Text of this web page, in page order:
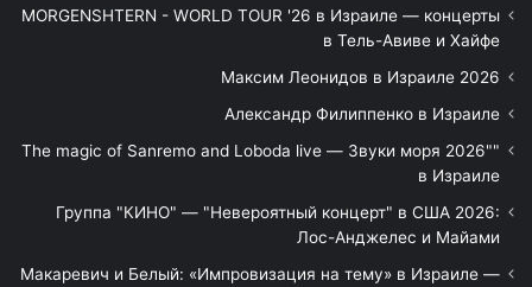
MORGENSHTERN - WORLD TOUR '26 в Израиле — концерты
в Тель-Авиве и Хайфе
Максим Леонидов в Израиле 2026
Александр Филиппенко в Израиле
"The magic of Sanremo and Loboda live — Звуки моря 2026"
в Израиле
Группа "КИНО" — "Невероятный концерт" в США 2026:
Лос-Анджелес и Майами
Макаревич и Белый: «Импровизация на тему» в Израиле —